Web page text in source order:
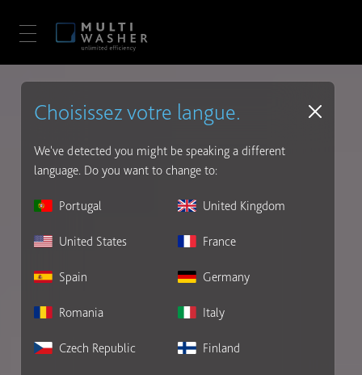
Choisissez votre langue.
We've detected you might be speaking a different
language. Do you want to change to:
Portugal United Kingdom
United States France
Spain Germany
Romania Italy
Czech Republic Finland